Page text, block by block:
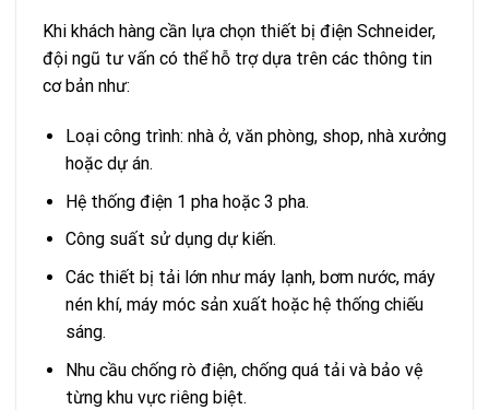
Khi khách hàng cần lựa chọn thiết bị điện Schneider,
đội ngũ tư vấn có thể hỗ trợ dựa trên các thông tin
cơ bản như:
Loại công trình: nhà ở, văn phòng, shop, nhà xưởng
hoặc dự án.
Hệ thống điện 1 pha hoặc 3 pha.
Công suất sử dụng dự kiến.
Các thiết bị tải lớn như máy lạnh, bơm nước, máy
nén khí, máy móc sản xuất hoặc hệ thống chiếu
sáng.
Nhu cầu chống rò điện, chống quá tải và bảo vệ
từng khu vực riêng biệt.